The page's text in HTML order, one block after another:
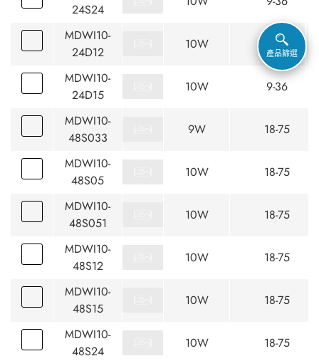
24S24
MDWI10-
24D12
10W 9-36
MDWI10-
24D15
10W 9-36
MDWI10-
48S033
9W 18-75
MDWI10-
48S05
10W 18-75
MDWI10-
48S051
10W 18-75
MDWI10-
48S12
10W 18-75
MDWI10-
48S15
10W 18-75
MDWI10-
48S24
10W 18-75
產品篩選